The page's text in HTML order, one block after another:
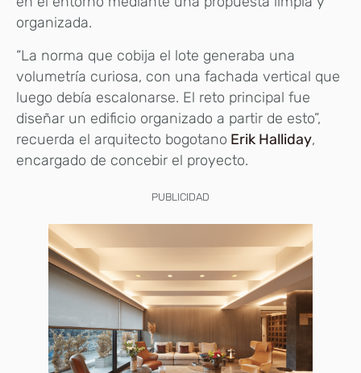
organizada.
“La norma que cobija el lote generaba una
volumetría curiosa, con una fachada vertical que
luego debía escalonarse. El reto principal fue
diseñar un edificio organizado a partir de esto”,
recuerda el arquitecto bogotano Erik Halliday,
encargado de concebir el proyecto.
PUBLICIDAD